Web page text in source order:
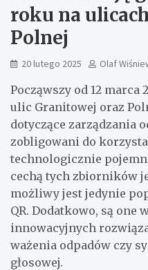
roku na
Polnej
20 lutego 2025 Olaf
Począwszy od 12
ulic Granitowej oraz
dotyczące zarządzania
zobligowani do
technologicznie
cechą tych zbiorników
możliwy jest jedynie
QR. Dodatkowo, są one
innowacyjnych
ważenia odpadów czy
głosowej.